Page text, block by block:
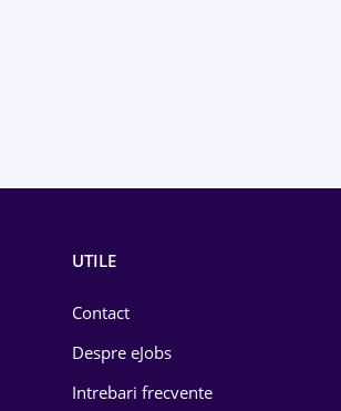
UTILE
Contact
Despre eJobs
Intrebari frecvente